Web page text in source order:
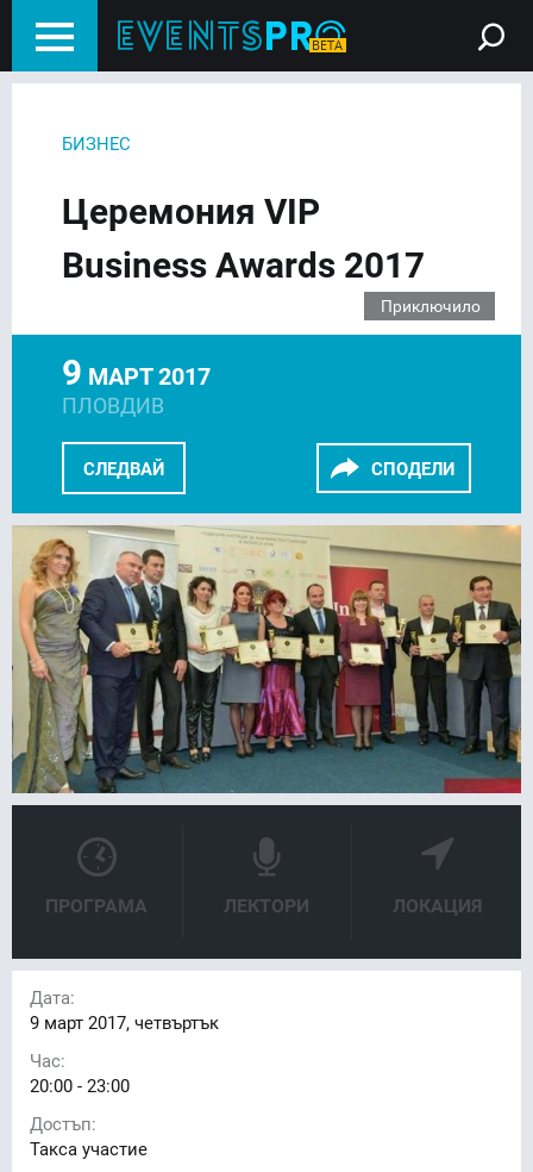
БИЗНЕС
Церемония VIP
Business Awards 2017
Приключило
СЛЕДВАЙ СПОДЕЛИ
9 МАРТ 2017
ПЛОВДИВ
FACEBOOK LINKEDIN
ПРОГРАМА ЛЕКТОРИ ЛОКАЦИЯ
Дата:
9 март 2017, четвъртък
Час:
20:00 - 23:00
Достъп:
Такса участие